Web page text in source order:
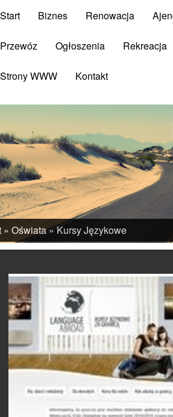
Start Biznes Renowacja
Przewóz Ogłoszenia Rekreacja
Strony WWW Kontakt
» Oświata»Kursy Językowe